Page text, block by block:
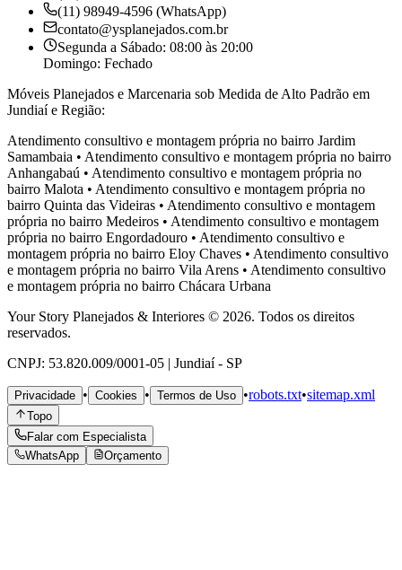
(11) 98949-4596 (WhatsApp)
contato@ysplanejados.com.br
Segunda a Sábado: 08:00 às 20:00
Domingo: Fechado
Móveis Planejados e Marcenaria sob Medida de Alto Padrão em
Jundiaí e Região:
Atendimento consultivo e montagem própria no bairro Jardim
Samambaia • Atendimento consultivo e montagem própria no bairro
Anhangabaú • Atendimento consultivo e montagem própria no
bairro Malota • Atendimento consultivo e montagem própria no
bairro Quinta das Videiras • Atendimento consultivo e montagem
própria no bairro Medeiros • Atendimento consultivo e montagem
própria no bairro Engordadouro • Atendimento consultivo e
montagem própria no bairro Eloy Chaves • Atendimento consultivo
e montagem própria no bairro Vila Arens • Atendimento consultivo
e montagem própria no bairro Chácara Urbana
Your Story Planejados & Interiores © 2026. Todos os direitos
reservados.
CNPJ: 53.820.009/0001-05 | Jundiaí - SP
Privacidade • Cookies • Termos de Uso •robots.txt•sitemap.xml
Topo
Falar com Especialista
WhatsApp
Orçamento